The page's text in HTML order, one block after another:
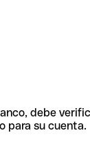
debe
para su cuenta.